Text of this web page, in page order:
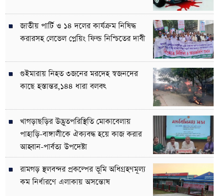
জাতীয় পার্টি ও ১৪ দলের কার্যক্রম নিষিদ্ধ
করারসহ লেভেল প্লেয়িং ফিল্ড নিশ্চিতের দাবী
গুইমারায় নিহত ৩জনের মরদেহ স্বজনদের
কাছে হস্তান্তর,১৪৪ ধারা বলবৎ
খাগড়াছড়ির উদ্ভূতপরিস্থিতি মোকাবেলায়
পাহাড়ি-বাঙ্গালীকে ঐক্যবদ্ধ হয়ে কাজ করার
আহ্বান-পার্বত্য উপদেষ্টা
রামগড় স্থলবন্দর প্রকল্পের ভূমি অধিগ্রহণমূল্য
কম নির্ধারণে এলাকায় অসন্তোষ